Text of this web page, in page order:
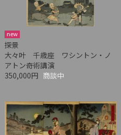
new
探景
大々叶 千歳座 ワシントン・ノ
アトン奇術講演
350,000円 商談中